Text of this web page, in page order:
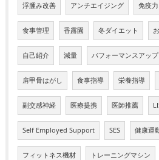
浮腫み改善 アンチエイジング 免疫力
食事管理 香露園 冬ダイエット
自己紹介 減量 パフォーマンスアップ
肩甲骨はがし 食事指導 栄養指導
副交感神経 医療提携 医師推薦
Self Employed Support SES 健康運
フィットネス機材 トレーニングマシン